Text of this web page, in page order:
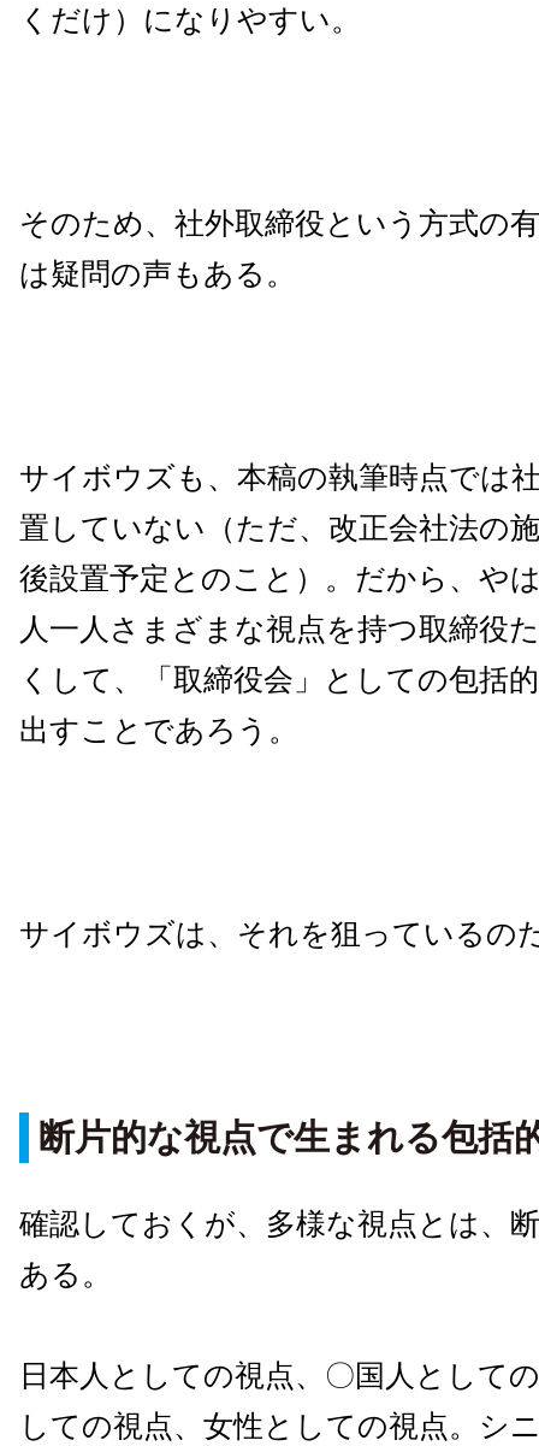
くだけ）になりやすい。
そのため、社外取締役という方式の
は疑問の声もある。
サイボウズも、本稿の執筆時点では
置していない（ただ、改正会社法の
後設置予定とのこと）。だから、や
人一人さまざまな視点を持つ取締役
くして、「取締役会」としての包括
出すことであろう。
サイボウズは、それを狙っているの
断片的な視点で生まれる包括
確認しておくが、多様な視点とは、
ある。
日本人としての視点、〇国人として
しての視点、女性としての視点。シ